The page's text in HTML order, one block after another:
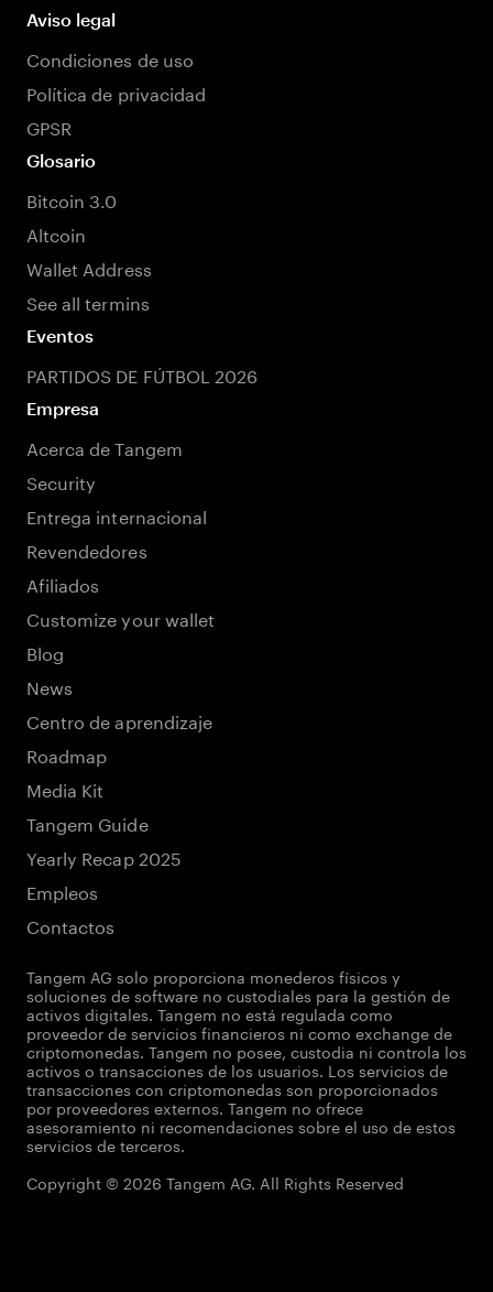
Aviso legal
Condiciones de uso
Política de privacidad
GPSR
Glosario
Bitcoin 3.0
Altcoin
Wallet Address
See all termins
Eventos
PARTIDOS DE FÚTBOL 2026
Empresa
Acerca de Tangem
Security
Entrega internacional
Revendedores
Afiliados
Customize your wallet
Blog
News
Centro de aprendizaje
Roadmap
Media Kit
Tangem Guide
Yearly Recap 2025
Empleos
Contactos
Tangem AG solo proporciona monederos físicos y
soluciones de software no custodiales para la gestión de
activos digitales. Tangem no está regulada como
proveedor de servicios financieros ni como exchange de
criptomonedas. Tangem no posee, custodia ni controla los
activos o transacciones de los usuarios. Los servicios de
transacciones con criptomonedas son proporcionados
por proveedores externos. Tangem no ofrece
asesoramiento ni recomendaciones sobre el uso de estos
servicios de terceros.